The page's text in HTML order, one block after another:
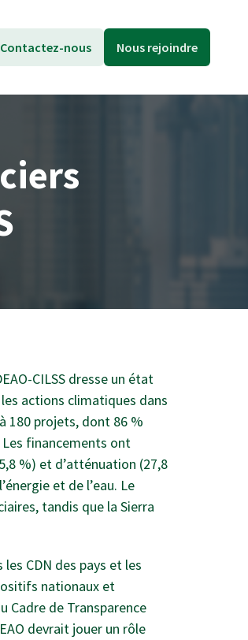
Contactez-nous Nous rejoindre
CILSS dresse un état
actions climatiques dans
180 projets, dont 86 %
Les financements ont
%) et d’atténuation (27,8
et de l’eau. Le
tandis que la Sierra
CDN des pays et les
nationaux et
Cadre de Transparence
devrait jouer un rôle